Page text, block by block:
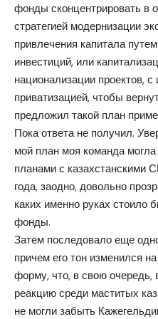
фонды сконцентрировать в
стратегией модернизации
привлечения капитала
инвестиций, или
национализации проектов,
приватизацией, чтобы
предложил такой план
Пока ответа не получил.
мой план моя команда
планами с
года, заодно, довольно
каких именно руках стоило
фонды.
Затем последовало еще
причем его тон изменился
форму, что, в свою очередь,
реакцию среди маститых
не могли забыть